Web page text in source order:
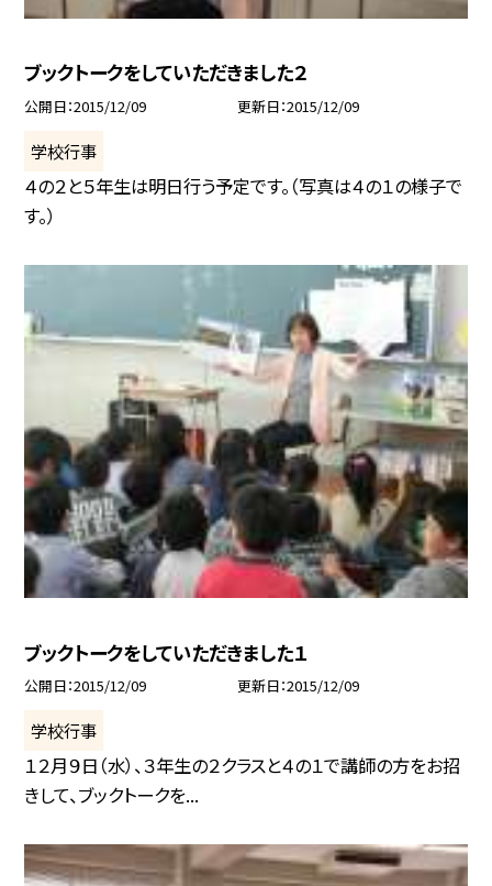
ブックトークをしていただきました２
公開日 2015/12/09 更新日 2015/12/09
学校行事
４の２と５年生は明日行う予定です。（写真は４の１の様子で
す。）
ブックトークをしていただきました１
公開日 2015/12/09 更新日 2015/12/09
学校行事
１２月９日（水）、３年生の２クラスと４の１で講師の方をお招
きして、ブックトークを...